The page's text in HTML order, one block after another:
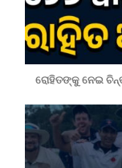
ରୋହିତଙ୍କୁ ନେଇ